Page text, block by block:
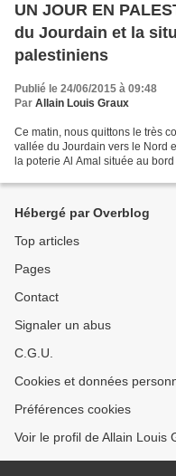
UN JOUR EN
du Jourdain et la
palestiniens
Publié le 24/06/2015 à 09:48
Par Allain Louis Graux
Ce matin, nous quittons le très
vallée du Jourdain vers le Nord
la poterie Al Amal située au
Hébergé par Overblog
Top articles
Pages
Contact
Signaler un abus
C.G.U.
Cookies et données
Préférences cookies
Voir le profil de Allain Louis